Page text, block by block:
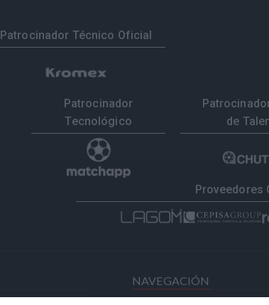
Patrocinador Técnico Oficial
Patrocinador
Tecnológico
de
Proveedores
NAVEGACIÓN